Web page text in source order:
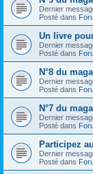
Dernier
Posté dans
Un livre
Dernier
Posté dans
N°8 du
Dernier
Posté dans
N°7 du
Dernier
Posté dans
Participez
Dernier
Posté dans